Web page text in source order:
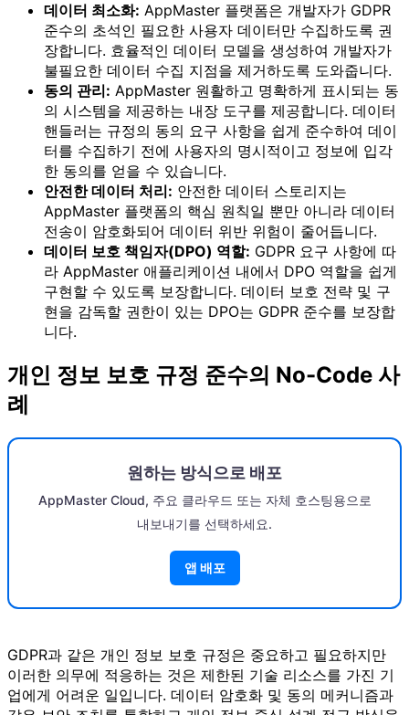
데이터 최소화: AppMaster 플랫폼은 개발자가 GDPR
준수의 초석인 필요한 사용자 데이터만 수집하도록 권
장합니다. 효율적인 데이터 모델을 생성하여 개발자가
불필요한 데이터 수집 지점을 제거하도록 도와줍니다.
동의 관리: AppMaster 원활하고 명확하게 표시되는 동
의 시스템을 제공하는 내장 도구를 제공합니다. 데이터
핸들러는 규정의 동의 요구 사항을 쉽게 준수하여 데이
터를 수집하기 전에 사용자의 명시적이고 정보에 입각
한 동의를 얻을 수 있습니다.
안전한 데이터 처리: 안전한 데이터 스토리지는
AppMaster 플랫폼의 핵심 원칙일 뿐만 아니라 데이터
전송이 암호화되어 데이터 위반 위험이 줄어듭니다.
데이터 보호 책임자(DPO) 역할: GDPR 요구 사항에 따
라 AppMaster 애플리케이션 내에서 DPO 역할을 쉽게
구현할 수 있도록 보장합니다. 데이터 보호 전략 및 구
현을 감독할 권한이 있는 DPO는 GDPR 준수를 보장합
니다.
개인 정보 보호 규정 준수의 No-Code 사
례
원하는 방식으로 배포
AppMaster Cloud, 주요 클라우드 또는 자체 호스팅용으로
내보내기를 선택하세요.
앱 배포
GDPR과 같은 개인 정보 보호 규정은 중요하고 필요하지만
이러한 의무에 적응하는 것은 제한된 기술 리소스를 가진 기
업에게 어려운 일입니다. 데이터 암호화 및 동의 메커니즘과